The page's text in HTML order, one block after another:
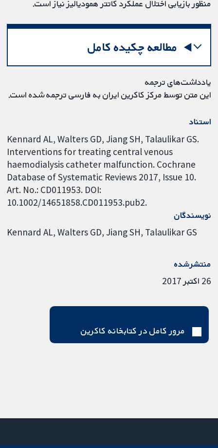
منظور بازیابی اختلال عملکرد کاتتر همودیالیز نیاز است.
مطالعه چکیده کامل
یادداشت‌های ترجمه
این متن توسط مرکز کاکرین ایران به فارسی ترجمه شده است.
استناد
Kennard AL, Walters GD, Jiang SH, Talaulikar GS.
Interventions for treating central venous
haemodialysis catheter malfunction. Cochrane
Database of Systematic Reviews 2017, Issue 10.
Art. No.: CD011953. DOI:
10.1002/14651858.CD011953.pub2.
نویسندگان
Kennard AL Walters GD Jiang SH Talaulikar GS
منتشرشده
26 اکتبر 2017
مرور کامل در کتابخانه کاکرین